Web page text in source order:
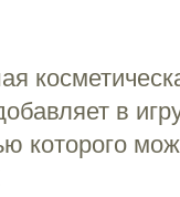
в
которого